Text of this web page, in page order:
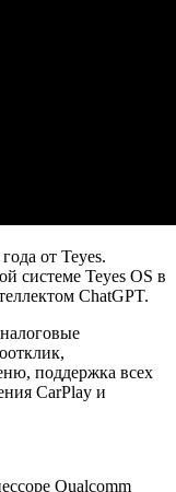
от Teyes.
системе Teyes OS в
ChatGPT.
поддержка всех
CarPlay и
Qualcomm